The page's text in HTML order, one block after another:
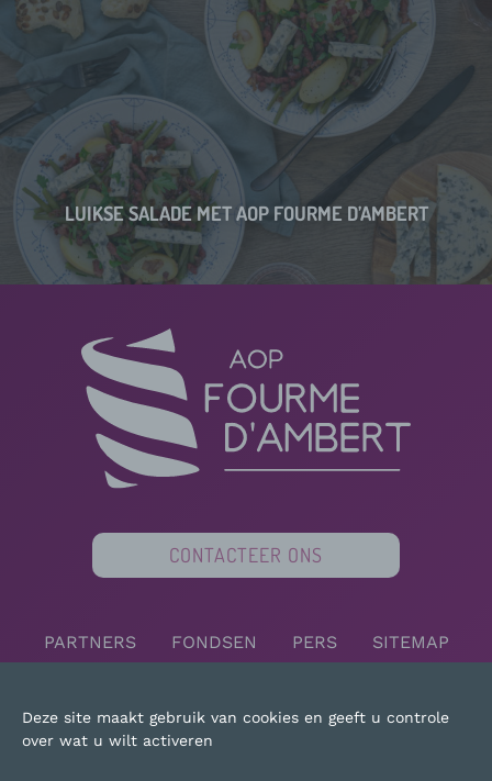
LUIKSE SALADE MET AOP FOURME D’AMBERT
CONTACTEER ONS
PARTNERS FONDSEN PERS SITEMAP
Deze site maakt gebruik van cookies en geeft u controle
over wat u wilt activeren